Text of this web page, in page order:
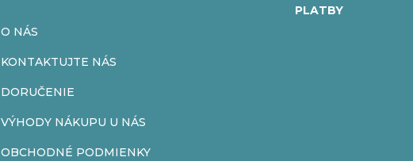
O NÁS
KONTAKTUJTE NÁS
DORUČENIE
VÝHODY NÁKUPU U NÁS
OBCHODNÉ PODMIENKY
PLATBY